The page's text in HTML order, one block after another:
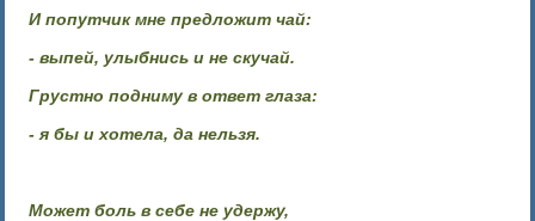
И попутчик мне предложит чай:
- выпей, улыбнись и не скучай.
Грустно подниму в ответ глаза:
- я бы и хотела, да нельзя.
Может боль в себе не удержу,